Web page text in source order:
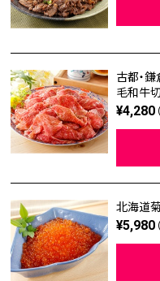
古都・
毛和牛
¥4,280
北海道
¥5,980